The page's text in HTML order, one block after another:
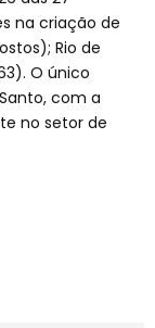
na criação de
Rio de
O único
com a
no setor de